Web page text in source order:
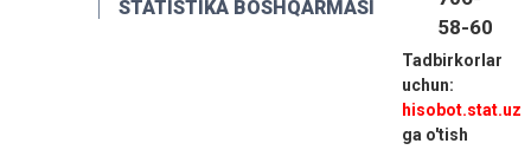
STATISTIKA BOSHQARMASI
58-60
Tadbirkorlar
uchun:
hisobot.stat.uz
ga o'tish
KONTAKTLAR